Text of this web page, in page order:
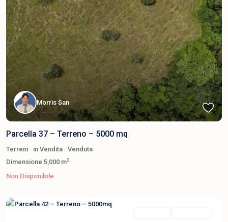
Morris San
Parcella 37 – Terreno – 5000 mq
Terreni · in Vendita · Venduta
Dimensione 5,000 m2
Non Disponibile